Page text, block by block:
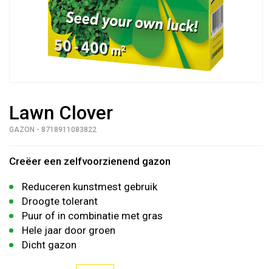
Lawn Clover
GAZON - 8718911083822
Creëer een zelfvoorzienend gazon
Reduceren kunstmest gebruik
Droogte tolerant
Puur of in combinatie met gras
Hele jaar door groen
Dicht gazon